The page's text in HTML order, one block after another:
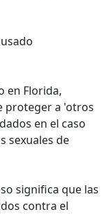
en Florida,
proteger a 'otros
en el caso
sexuales de
significa que las
contra el